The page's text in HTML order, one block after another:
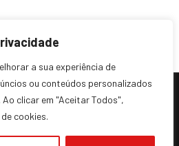
a sua experiência de
ou conteúdos personalizados
clicar em "Aceitar Todos",
cookies.
direitos reservados.